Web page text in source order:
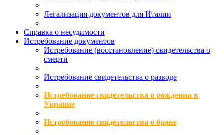
Легализация документов для Италии
Справка о несудимости
Истребование документов
Истребование (восстановление) свидетельства о
смерти
Истребование свидетельства о разводе
Истребование свидетельства о рождении в
Украине
Истребование свидетельства о браке